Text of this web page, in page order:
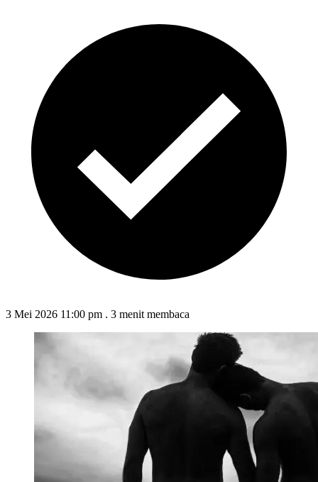
3 Mei 2026 11:00 pm . 3 menit membaca